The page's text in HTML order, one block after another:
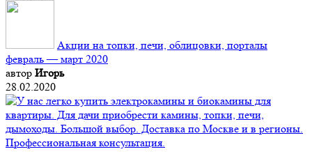
Акции на топки, печи, облицовки, порталы
февраль — март 2020
автор Игорь
28.02.2020